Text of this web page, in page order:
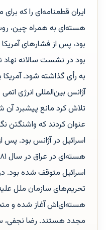
ایران قطعنامه‌ای را که
هسته‌ای به همراه چین،
بود، پس از فشارهای
بود در نشست سالانه
به رأی گذاشته شود.
آژانس بین‌المللی انرژی
تلاش کرد مانع پیشبرد
عنوان کردند که
اسرائیل در آژانس بود. پس
اسرائیل متوقف شده بود.
تحریم‌های سازمان ملل
هسته‌ای‌اش آغاز شده و
مجدد هستند. رضا نجفی،